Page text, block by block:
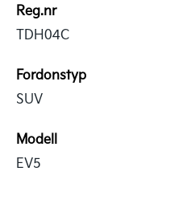
Reg.nr
TDH04C
Fordonstyp
SUV
Modell
EV5